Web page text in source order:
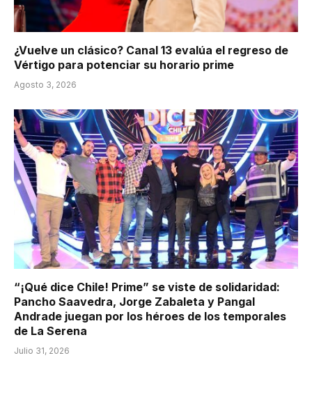
¿Vuelve un clásico? Canal 13 evalúa el regreso de
Vértigo para potenciar su horario prime
Agosto 3, 2026
“¡Qué dice Chile! Prime” se viste de solidaridad:
Pancho Saavedra, Jorge Zabaleta y Pangal
Andrade juegan por los héroes de los temporales
de La Serena
Julio 31, 2026